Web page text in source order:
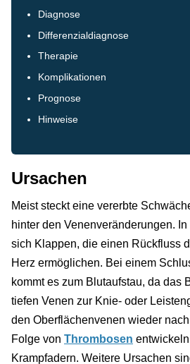
Diagnose
Differenzialdiagnose
Therapie
Komplikationen
Prognose
Hinweise
Ursachen
Meist steckt eine vererbte
hinter den Venenveränderungen.
sich Klappen, die einen Rückfluss
Herz ermöglichen. Bei einem
kommt es zum Blutaufstau, da das
tiefen Venen zur Knie- oder
den Oberflächenvenen wieder
Folge von Thrombosen
Krampfadern. Weitere Ursachen